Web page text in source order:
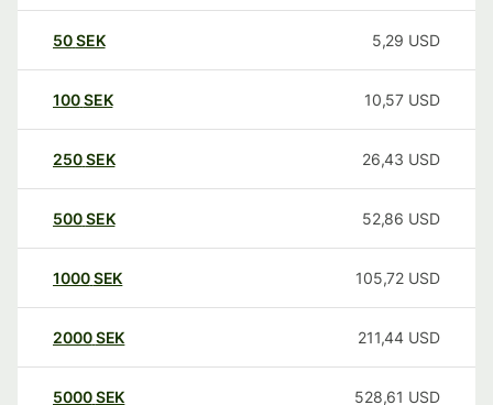
50SEK 5,29 USD
100SEK 10,57 USD
250SEK 26,43 USD
500SEK 52,86 USD
1000SEK 105,72 USD
2000SEK 211,44 USD
5000SEK 528,61 USD